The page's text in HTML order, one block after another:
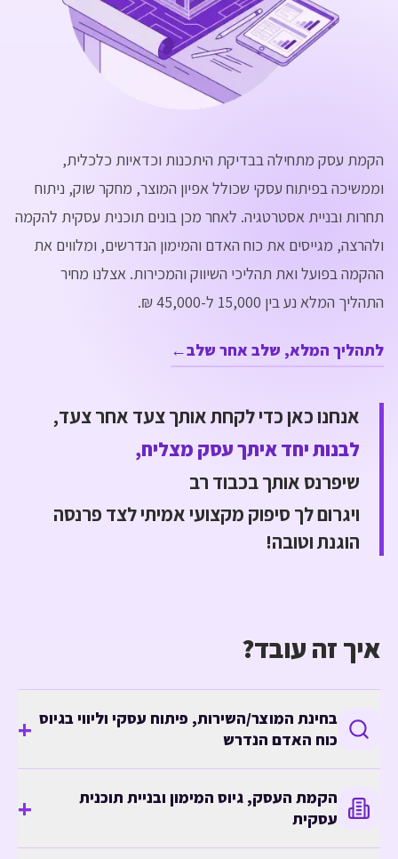
הקמת עסק מתחילה בבדיקת היתכנות וכדאיות כלכלית,
וממשיכה בפיתוח עסקי שכולל אפיון המוצר, מחקר שוק, ניתוח
תחרות ובניית אסטרטגיה. לאחר מכן בונים תוכנית עסקית להקמה
ולהרצה, מגייסים את כוח האדם והמימון הנדרשים, ומלווים את
ההקמה בפועל ואת תהליכי השיווק והמכירות. אצלנו מחיר
התהליך המלא נע בין 15,000 ל-45,000 ₪.
לתהליך המלא, שלב אחר שלב←
אנחנו כאן כדי לקחת אותך צעד אחר צעד,
לבנות יחד איתך עסק מצליח,
שיפרנס אותך בכבוד רב
ויגרום לך סיפוק מקצועי אמיתי לצד פרנסה
הוגנת וטובה!
איך זה עובד?
בחינת המוצר/השירות, פיתוח עסקי וליווי בגיוס
כוח האדם הנדרש
+
שלב1
נבחן את המוצר/השירות, ואת הכדאיות של העסק
נבצע בדיקת היתכנות ראשונית כולל בדיקת כדאיות כלכלית
הקמת העסק, גיוס המימון ובניית תוכנית
עסקית
+